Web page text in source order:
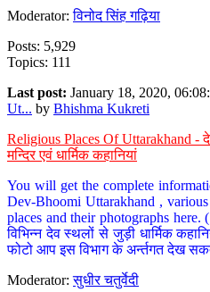
Moderator:विनोद सिंह गढ़िया
Posts: 5,929
Topics: 111
Last post: January 18, 2020,
Ut... by Bhishma Kukreti
Religious Places Of Uttarakhand -
मन्दिर एवं धार्मिक कहानियां
You will get the complete
Dev-Bhoomi Uttarakhand ,
places and their photographs here.
विभिन्न देव स्थलों से जुड़ी धार्मिक
फोटो आप इस विभाग के अर्न्तगत देख
Moderator:सुधीर चतुर्वेदी